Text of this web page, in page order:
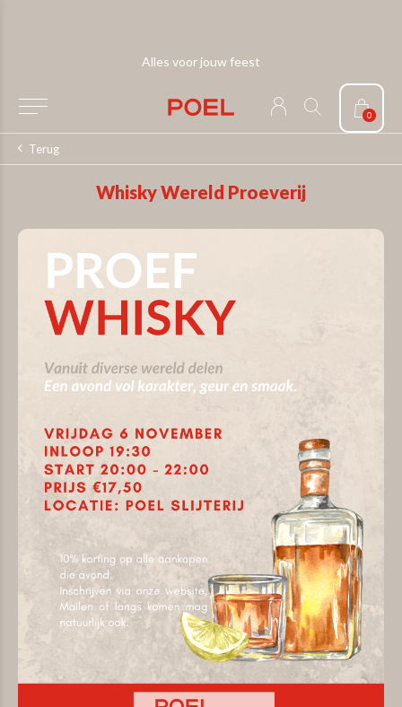
0
De rijdende winkelwagen
Terug
Whisky Wereld Proeverij